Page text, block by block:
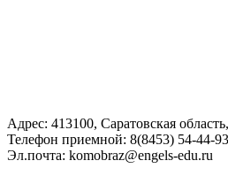
Адрес: 413100, Саратовская
Телефон приемной: 8(8453) 54-44-93
Эл.почта: komobraz@engels-edu.ru